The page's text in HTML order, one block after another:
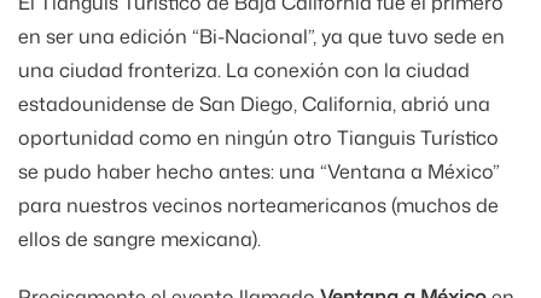
en ser una edición “Bi-Nacional”, ya que tuvo sede en
una ciudad fronteriza. La conexión con la ciudad
estadounidense de San Diego, California, abrió una
oportunidad como en ningún otro Tianguis Turístico
se pudo haber hecho antes: una “Ventana a México”
para nuestros vecinos norteamericanos (muchos de
ellos de sangre mexicana).